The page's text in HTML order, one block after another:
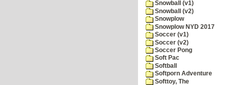
Snowball (v1)
Snowball (v2)
Snowplow
Snowplow NYD 2017
Soccer (v1)
Soccer (v2)
Soccer Pong
Soft Pac
Softball
Softporn Adventure
Softtoy, The